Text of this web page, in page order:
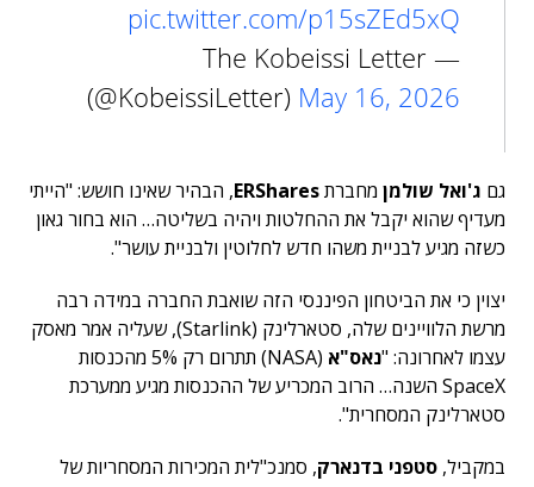
pic.twitter.com/p15sZEd5xQ
— The Kobeissi Letter
(@KobeissiLetter) May 16, 2026
גם ג'ואל שולמן מחברתERShares, הבהיר שאינו חושש: "הייתי
מעדיף שהוא יקבל את ההחלטות ויהיה בשליטה… הוא בחור גאון
כשזה מגיע לבניית משהו חדש לחלוטין ולבניית עושר".
יצוין כי את הביטחון הפיננסי הזה שואבת החברה במידה רבה
מרשת הלוויינים שלה, סטארלינק (Starlink), שעליה אמר מאסק
עצמו לאחרונה: "נאס"א
(NASA) תתרום רק 5% מהכנסות
SpaceX השנה… הרוב המכריע של ההכנסות מגיע ממערכת
סטארלינק המסחרית".
במקביל, סטפני בדנארק, סמנכ"לית המכירות המסחריות של